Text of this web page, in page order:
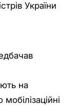
України
на